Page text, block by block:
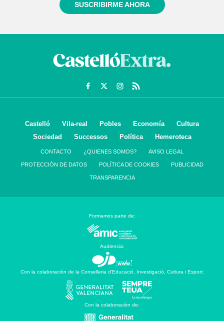
SUSCRIBIRME AHORA
Castelló Vila-real Pobles Economía
Cultura
Sociedad
Successos Política Hemeroteca
CONTACTO ¿QUIENES SOMOS? AVISO LEGAL
PROTECCIÓN DE DATOS POLÍTICA DE COOKIES PUBLICIDAD
TRANSPARENCIA
Formamos parte de:
Audiencia:
Con la colaboración de la Conselleria d’Educació, Investigació, Cultura i Esport:
Con la colaboración de: